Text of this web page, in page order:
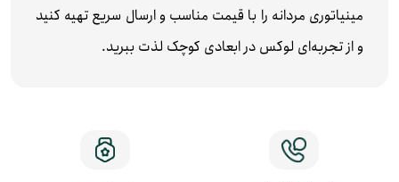
مینیاتوری مردانه را با قیمت مناسب و ارسال سریع تهیه کنید
و از تجربه‌ای لوکس در ابعادی کوچک لذت ببرید.